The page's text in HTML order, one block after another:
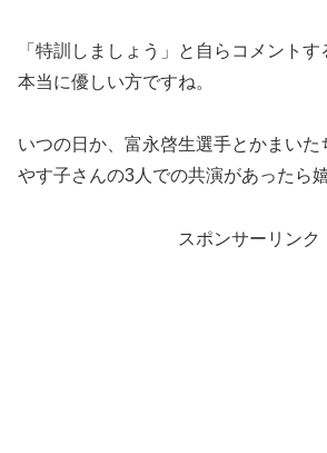
「特訓しましょう」と自らコメントす
本当に優しい方ですね。
いつの日か、富永啓生選手とかまいた
やす子さんの3人での共演があったら
スポンサーリンク